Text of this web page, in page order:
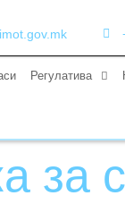
Регулатива
за